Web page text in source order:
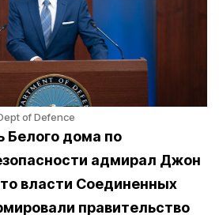
of Defence
Белого дома по
адмирал Джон
власти Соединенных
правительство